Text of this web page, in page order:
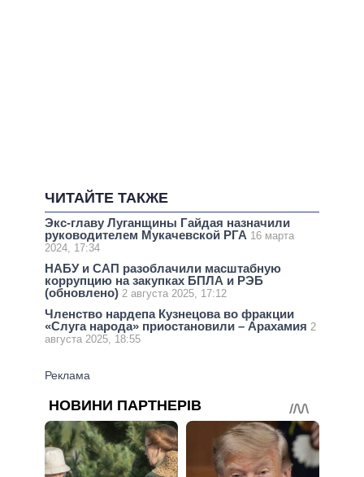
ЧИТАЙТЕ ТАКЖЕ
Экс-главу Луганщины Гайдая назначили
руководителем Мукачевской РГА 16 марта
2024, 17:34
НАБУ и САП разоблачили масштабную
коррупцию на закупках БПЛА и РЭБ
(обновлено) 2 августа 2025, 17:12
Членство нардепа Кузнецова во фракции
«Слуга народа» приостановили – Арахамия 2
августа 2025, 18:55